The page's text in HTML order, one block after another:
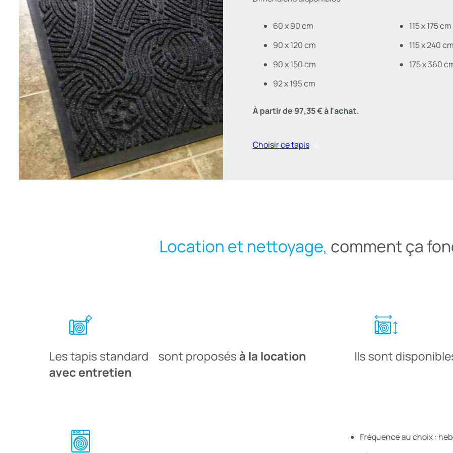
60 x 90 cm
90 x 120 cm
90 x 150 cm
92 x 195 cm
115 x 175 cm
115 x 240
175 x 360
À partir de 97,35 € à l’achat.
Choisir ce tapis
Location et nettoyage, comment ça
Les tapis standard sont proposés à la location
avec entretien
Ils sont
Fréquence au choix :